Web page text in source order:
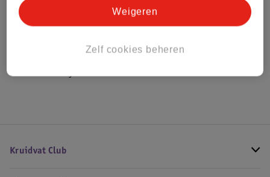
Bekijk ook
Alle Bodymist
Hoe controleren wij de reviews?
Kruidvat Club
Zelf cookies beheren
Weigeren